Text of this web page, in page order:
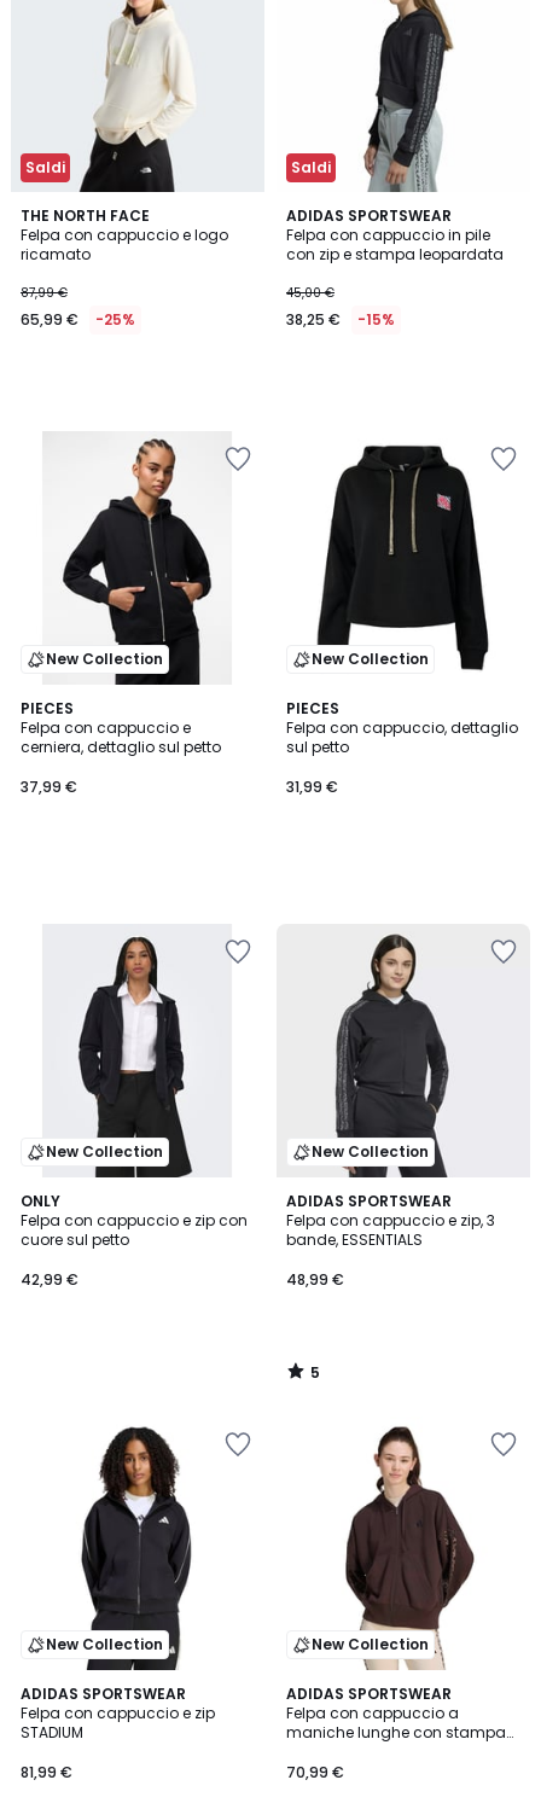
Saldi
THE NORTH FACE
Felpa con cappuccio e logo
ricamato
87,99 €
65,99 € -25%
Saldi
ADIDAS SPORTSWEAR
Felpa con cappuccio in pile
con zip e stampa leopardata
45,00 €
38,25 € -15%
New Collection
PIECES
Felpa con cappuccio e
cerniera, dettaglio sul petto
37,99 €
New Collection
PIECES
Felpa con cappuccio, dettaglio
sul petto
31,99 €
New Collection
ONLY
Felpa con cappuccio e zip con
cuore sul petto
42,99 €
New Collection
ADIDAS SPORTSWEAR
Felpa con cappuccio e zip, 3
bande, ESSENTIALS
48,99 €
5
/
5
5
/
New Collection
ADIDAS SPORTSWEAR
Felpa con cappuccio e zip
STADIUM
81,99 €
New Collection
ADIDAS SPORTSWEAR
Felpa con cappuccio a
maniche lunghe con stampa
70,99 €
5
/
5
3
Colori